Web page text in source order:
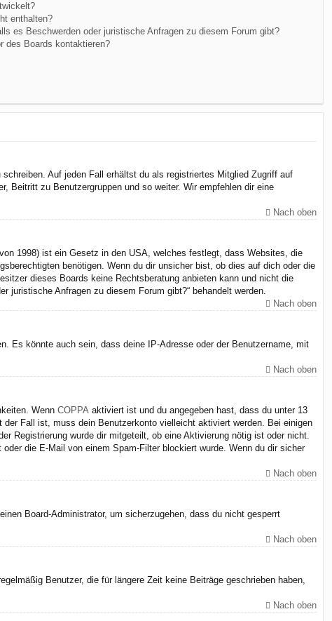
enthalten?
es Beschwerden oder juristische Anfragen zu diesem Forum gibt?
des Boards kontaktieren?
Auf jeden Fall erhältst du als registriertes Mitglied Zugriff auf
Beitritt zu Benutzergruppen und so weiter. Wir empfehlen dir eine
Nach oben
1998) ist ein Gesetz in den USA, welches festlegt, dass Websites, die
benötigen. Wenn du dir unsicher bist, ob dies auf dich oder die
dieses Boards keine Rechtsberatung anbieten kann und nicht die
juristische Anfragen zu diesem Forum gibt?“ behandelt werden.
Nach oben
Es könnte auch sein, dass deine IP-Adresse oder der Benutzername, mit
Nach oben
Wenn COPPA aktiviert ist und du angegeben hast, dass du unter 13
Fall ist, muss dein Benutzerkonto vielleicht aktiviert werden. Bei einigen
Registrierung wurde dir mitgeteilt, ob eine Aktivierung nötig ist oder nicht.
die E-Mail von einem Spam-Filter blockiert wurde. Wenn du dir sicher
Nach oben
Board-Administrator, um sicherzugehen, dass du nicht gesperrt
Nach oben
Benutzer, die für längere Zeit keine Beiträge geschrieben haben,
Nach oben